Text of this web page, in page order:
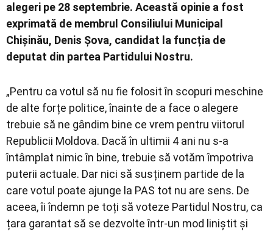
alegeri pe 28 septembrie. Această opinie a fost
exprimată de membrul Consiliului Municipal
Chișinău, Denis Șova, candidat la funcția de
deputat din partea Partidului Nostru.
„Pentru ca votul să nu fie folosit în scopuri meschine
de alte forțe politice, înainte de a face o alegere
trebuie să ne gândim bine ce vrem pentru viitorul
Republicii Moldova. Dacă în ultimii 4 ani nu s-a
întâmplat nimic în bine, trebuie să votăm împotriva
puterii actuale. Dar nici să susținem partide de la
care votul poate ajunge la PAS tot nu are sens. De
aceea, îi îndemn pe toți să voteze Partidul Nostru, ca
țara garantat să se dezvolte într-un mod liniștit și